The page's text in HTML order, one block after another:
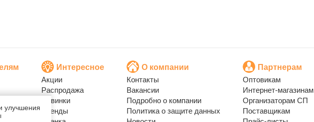
Интересное
Акции
Распродажа
Новинки
Бренды
О компании
Контакты
Вакансии
Подробно о компании
Политика о защите данных
Партнерам
Оптовикам
Интернет-магазинам
Организаторам СП
Поставщикам
улучшения